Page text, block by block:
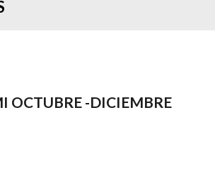
OCTUBRE -DICIEMBRE